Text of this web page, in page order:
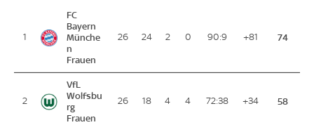
1
FC
Bayern
Münche
n
Frauen
26 24 2 0 90:9 +81 74
2
VfL
Wolfsbu
rg
Frauen
26 18 4 4 72:38 +34 58